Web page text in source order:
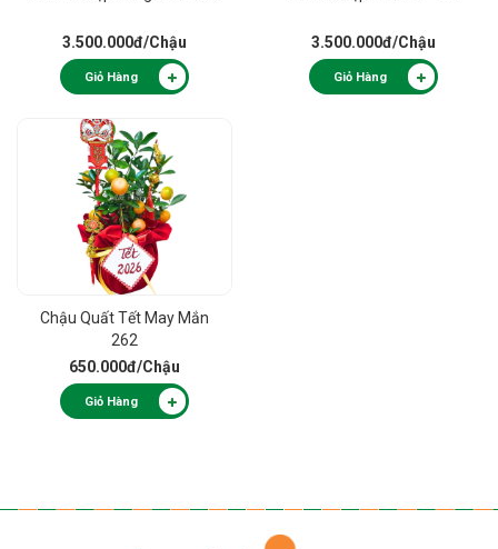
3.500.000đ/Chậu
Giỏ Hàng
3.500.000đ/Chậu
Giỏ Hàng
Chậu Quất Tết May Mắn
262
650.000đ/Chậu
Giỏ Hàng